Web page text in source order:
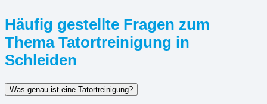
Häufig gestellte Fragen zum
Thema Tatortreinigung in
Schleiden
Was genau ist eine Tatortreinigung?